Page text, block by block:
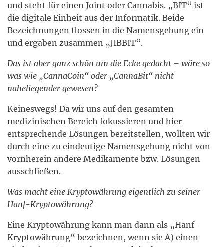
und steht für einen Joint oder Cannabis. „BIT“ ist
die digitale Einheit aus der Informatik. Beide
Bezeichnungen flossen in die Namensgebung ein
und ergaben zusammen „JIBBIT“.
Das ist aber ganz schön um die Ecke gedacht – wäre so
was wie „CannaCoin“ oder „CannaBit“ nicht
naheliegender gewesen?
Keineswegs! Da wir uns auf den gesamten
medizinischen Bereich fokussieren und hier
entsprechende Lösungen bereitstellen, wollten wir
durch eine zu eindeutige Namensgebung nicht von
vornherein andere Medikamente bzw. Lösungen
ausschließen.
Was macht eine Kryptowährung eigentlich zu seiner
Hanf-Kryptowährung?
Eine Kryptowährung kann man dann als „Hanf-
Kryptowährung“ bezeichnen, wenn sie A) einen